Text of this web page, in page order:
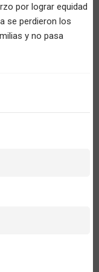
por lograr equidad
se perdieron los
y no pasa